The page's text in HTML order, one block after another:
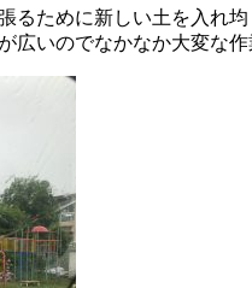
るために新しい土を入れ均
広いのでなかなか大変な作